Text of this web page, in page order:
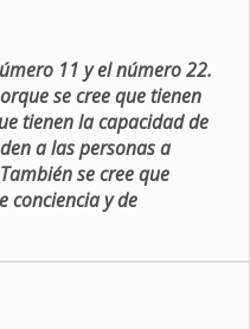
11 y el número 22.
se cree que tienen
tienen la capacidad de
a las personas a
se cree que
conciencia y de